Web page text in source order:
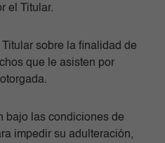
el Titular.
sobre la finalidad de
que le asisten por
bajo las condiciones de
impedir su adulteración,